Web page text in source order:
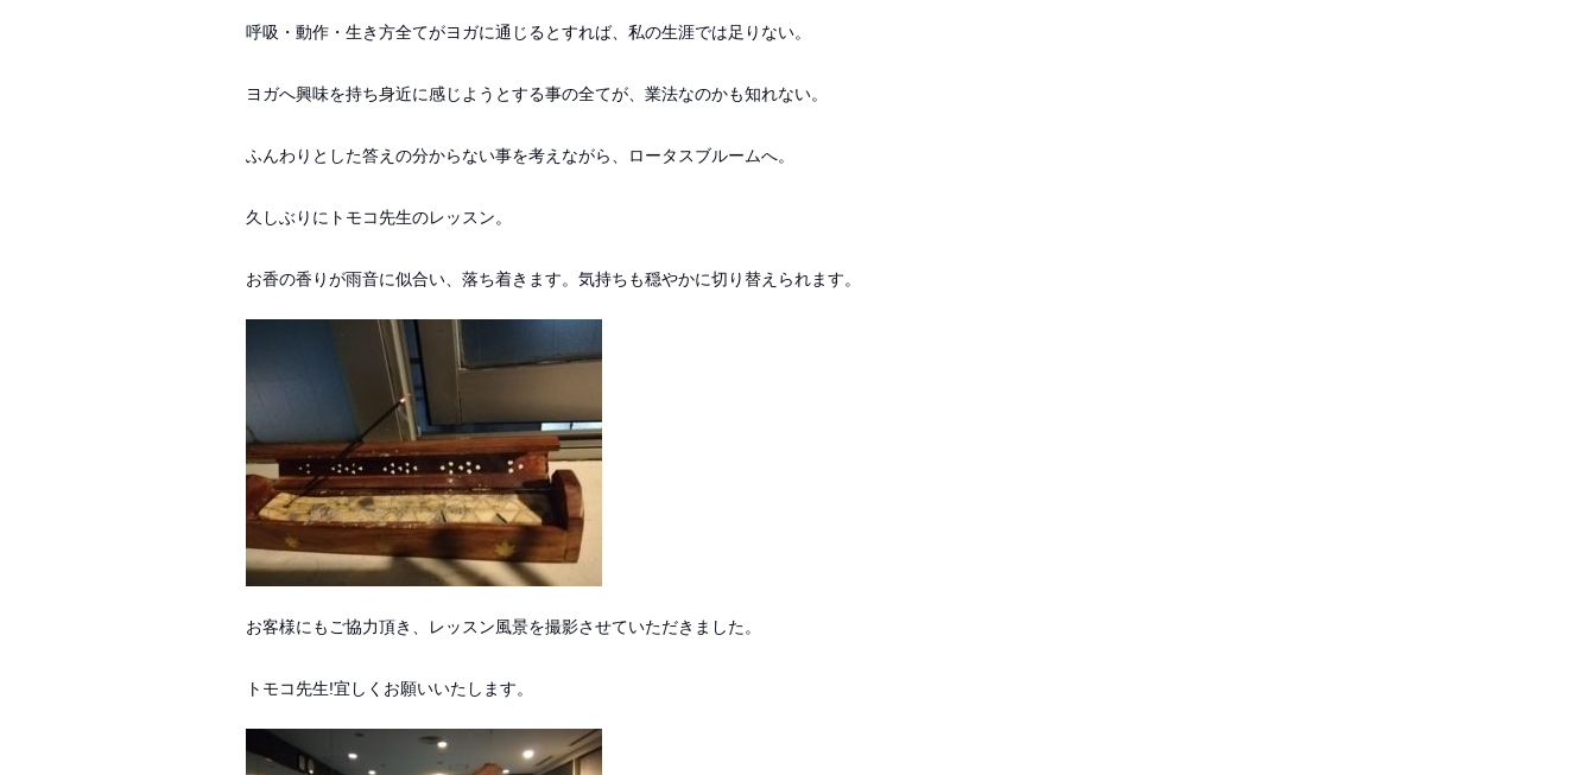
呼吸・動作・生き方全てがヨガに通じるとすれば、私の生涯では足りない。
ヨガへ興味を持ち身近に感じようとする事の全てが、業法なのかも知れない。
ふんわりとした答えの分からない事を考えながら、ロータスブルームへ。
久しぶりにトモコ先生のレッスン。
お香の香りが雨音に似合い、落ち着きます。気持ちも穏やかに切り替えられます。
お客様にもご協力頂き、 レッスン風景を撮影させていただきました。
トモコ先生!宜しくお願いいたします。